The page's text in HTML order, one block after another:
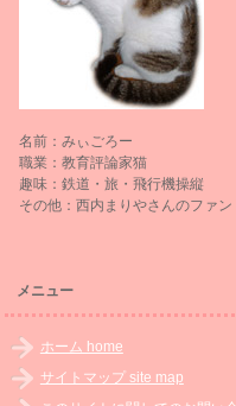
名前：みぃごろー
職業：教育評論家猫
趣味：鉄道・旅・飛行機操縦
その他：西内まりやさんのファン
メニュー
ホーム home
サイトマップ site map